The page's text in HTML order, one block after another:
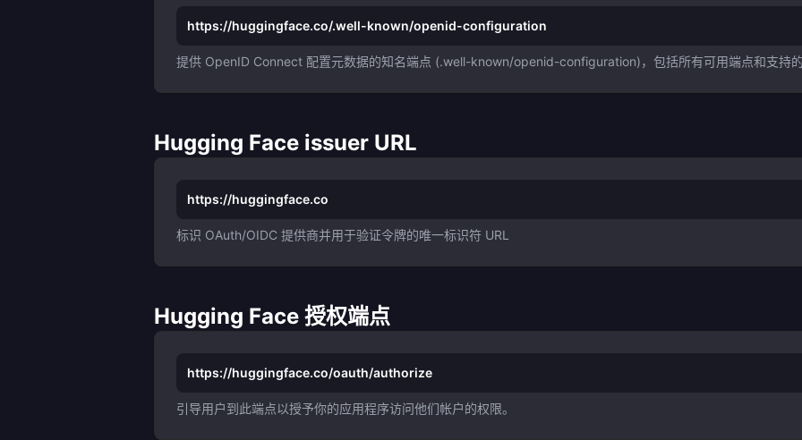
https://huggingface.co/.well-known/openid-configuration
提供 OpenID Connect 配置元数据的知名端点 (.well-known/openid-configuration)，包括所有可用端点和支持的
Hugging Face issuer URL
https://huggingface.co
标识 OAuth/OIDC 提供商并用于验证令牌的唯一标识符 URL
Hugging Face 授权端点
https://huggingface.co/oauth/authorize
引导用户到此端点以授予你的应用程序访问他们帐户的权限。